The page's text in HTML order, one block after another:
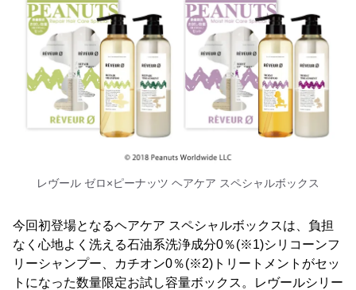
レヴール ゼロ×ピーナッツ ヘアケア スペシャルボックス
今回初登場となるヘアケア スペシャルボックスは、負担
なく心地よく洗える石油系洗浄成分0％(※1)シリコーンフ
リーシャンプー、カチオン0％(※2)トリートメントがセッ
トになった数量限定お試し容量ボックス。レヴールシリー